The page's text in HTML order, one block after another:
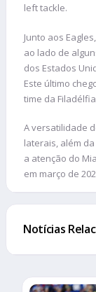
left tackle.
Junto aos
ao lado de
dos Estados
Este último
time da
A versatilidade
laterais, além
a atenção do
em março de
Notícias